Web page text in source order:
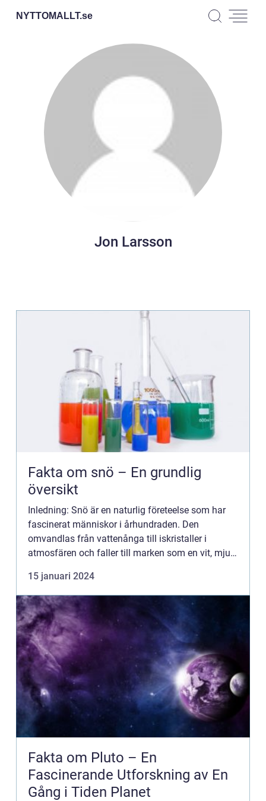
NYTTOMALLT.se
Jon Larsson
Fakta om snö – En grundlig
översikt
Inledning: Snö är en naturlig företeelse som har
fascinerat människor i århundraden. Den
omvandlas från vattenånga till iskristaller i
atmosfären och faller till marken som en vit, mjuk
påverkan på vår miljö...
15 januari 2024
Fakta om Pluto – En
Fascinerande Utforskning av En
Gång i Tiden Planet